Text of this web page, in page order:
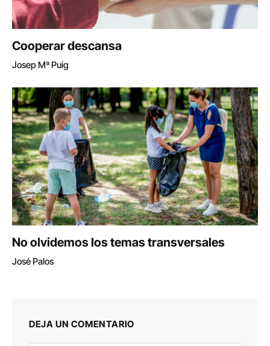
Cooperar descansa
Josep Mª Puig
No olvidemos los temas transversales
José Palos
DEJA UN COMENTARIO